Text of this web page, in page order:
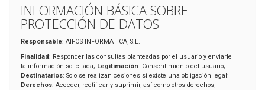
INFORMACIÓN BÁSICA SOBRE
PROTECCIÓN DE DATOS
Responsable: AIFOS INFORMATICA, S.L.
Finalidad: Responder las consultas planteadas por el usuario y enviarle
la información solicitada; Legitimación: Consentimiento del usuario;
Destinatarios: Solo se realizan cesiones si existe una obligación legal;
Derechos: Acceder, rectificar y suprimir, así como otros derechos,